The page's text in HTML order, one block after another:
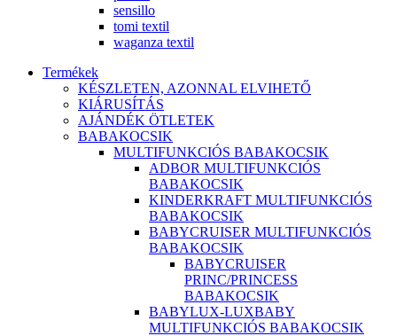
sensillo
tomi textil
waganza textil
Termékek
KÉSZLETEN, AZONNAL ELVIHETŐ
KIÁRUSÍTÁS
AJÁNDÉK ÖTLETEK
BABAKOCSIK
MULTIFUNKCIÓS BABAKOCSIK
ADBOR MULTIFUNKCIÓS
BABAKOCSIK
KINDERKRAFT MULTIFUNKCIÓS
BABAKOCSIK
BABYCRUISER MULTIFUNKCIÓS
BABAKOCSIK
BABYCRUISER
PRINC/PRINCESS
BABAKOCSIK
BABYLUX-LUXBABY
MULTIFUNKCIÓS BABAKOCSIK